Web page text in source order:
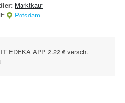
Marktkauf
Potsdam
EDEKA APP 2.22 € versch.